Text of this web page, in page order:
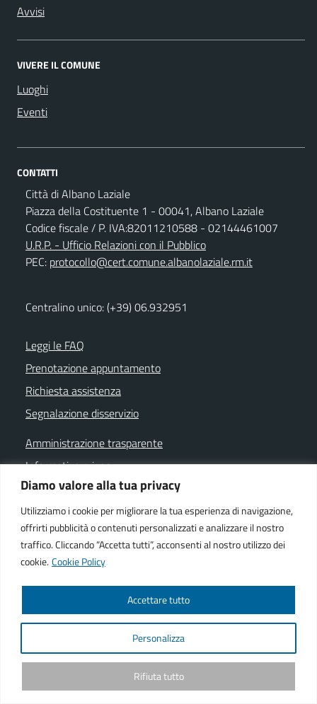
Diamo valore alla tua privacy
Utilizziamo i cookie per migliorare la tua esperienza di navigazione,
offrirti pubblicità o contenuti personalizzati e analizzare il nostro
traffico. Cliccando “Accetta tutti”, acconsenti al nostro utilizzo dei
cookie. Cookie Policy
Personalizza
Rifiuta tutto
Accettare tutto
Avvisi
VIVERE IL COMUNE
Luoghi
Eventi
CONTATTI
Città di Albano Laziale
Piazza della Costituente 1 - 00041, Albano Laziale
Codice fiscale / P. IVA:82011210588 - 02144461007
U.R.P. - Ufficio Relazioni con il Pubblico
PEC: protocollo@cert.comune.albanolaziale.rm.it
Centralino unico: (+39) 06.932951
Leggi le FAQ
Prenotazione appuntamento
Richiesta assistenza
Segnalazione disservizio
Amministrazione trasparente
Informativa privacy
Note legali
Dichiarazione di accessibilità
Cookie policy
Facebook istituzionale
Facebook museo civico
YouTubeTelegramWhatsapp
Powered byWe-COM srl